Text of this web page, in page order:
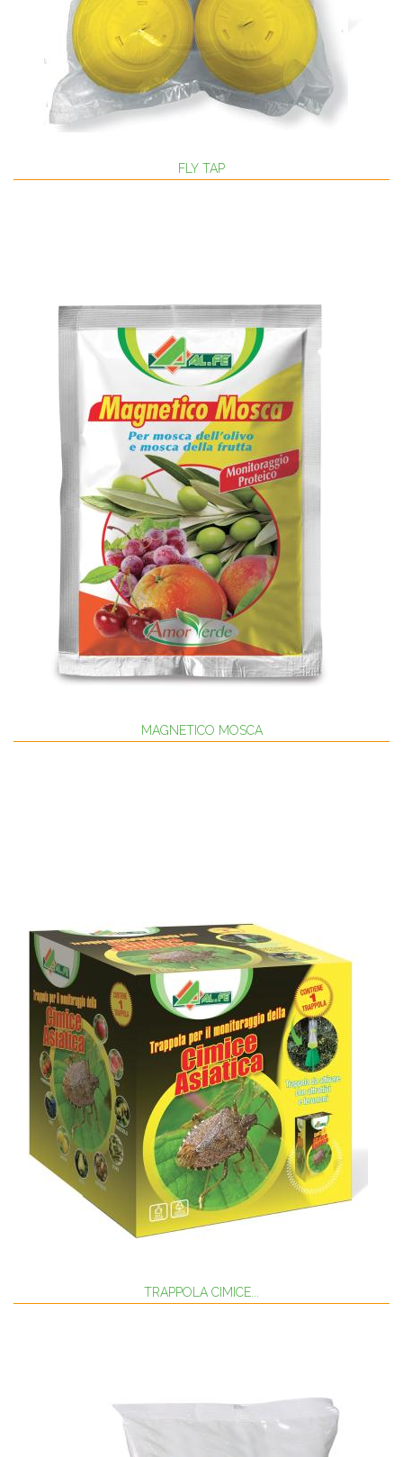
FLY TAP
MAGNETICO MOSCA
TRAPPOLA CIMICE...